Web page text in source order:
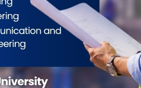
थप्नुभयो, “यस्तो अरू कसैलाई
गाह्रो भयो । जीवनको उत्तराद्र्धमा
बलम्बुमा पुग्नुभयो । सबैले निको हुने आश
म त ९१ वर्षमा पनि बाँचेँ”, निको भएपछि
डा प्रवीन नेपाललाई ताजै छ । उहाँको खुशी